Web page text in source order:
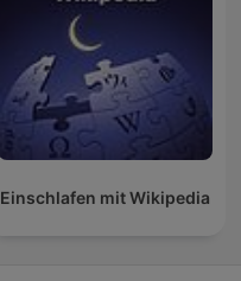
Einschlafen mit Wikipedia